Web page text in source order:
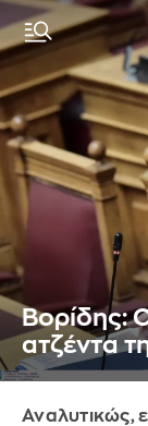
Βορίδης:
ατζέντα
Αναλυτικώς,